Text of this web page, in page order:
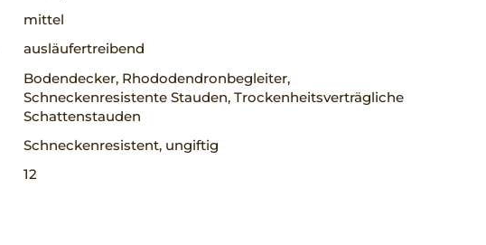
mittel
ausläufertreibend
Bodendecker, Rhododendronbegleiter,
Schneckenresistente Stauden, Trockenheitsverträgliche
Schattenstauden
Schneckenresistent, ungiftig
12